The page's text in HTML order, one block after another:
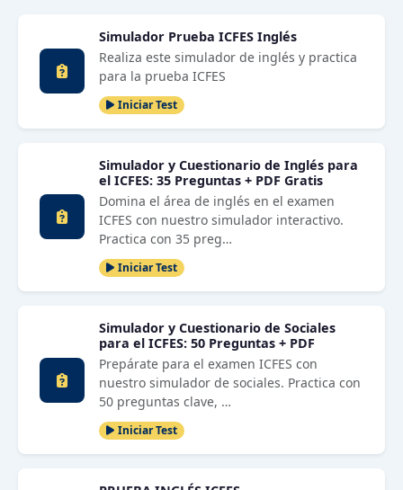
Simulador Prueba ICFES Inglés
Realiza este simulador de inglés y practica
para la prueba ICFES
Iniciar Test
Simulador y Cuestionario de Inglés para
el ICFES: 35 Preguntas + PDF Gratis
Domina el área de inglés en el examen
ICFES con nuestro simulador interactivo.
Practica con 35 preg…
Iniciar Test
Simulador y Cuestionario de Sociales
para el ICFES: 50 Preguntas + PDF
Prepárate para el examen ICFES con
nuestro simulador de sociales. Practica con
50 preguntas clave, …
Iniciar Test